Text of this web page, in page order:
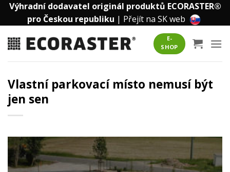
Přeskočit
Výhradní dodavatel originál produktů ECORASTER®
pro Českou republiku | Přejít na SK web
E-
SHOP
Vlastní parkovací místo nemusí být
jen sen